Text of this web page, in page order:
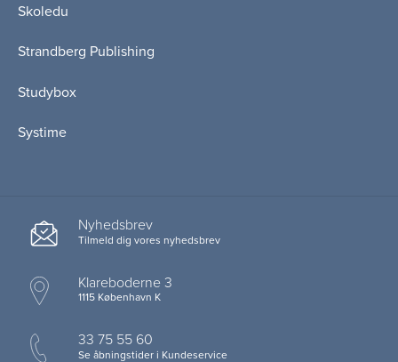
Skoledu
Strandberg Publishing
Studybox
Systime
Nyhedsbrev
Tilmeld dig vores nyhedsbrev
Klareboderne 3
1115 København K
33 75 55 60
Se åbningstider i Kundeservice